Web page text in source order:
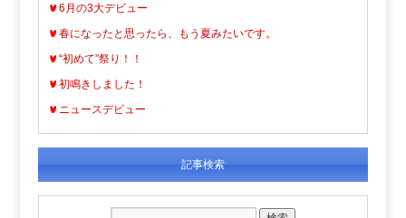
6月の3大デビュー
春になったと思ったら、もう夏みたいです。
“初めて”祭り！！
初鳴きしました！
ニュースデビュー
記事検索